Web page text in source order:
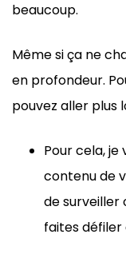
beaucoup.
Même si ça ne
en profondeur.
pouvez aller plus
Pour cela,
contenu de
de surveiller
faites défiler